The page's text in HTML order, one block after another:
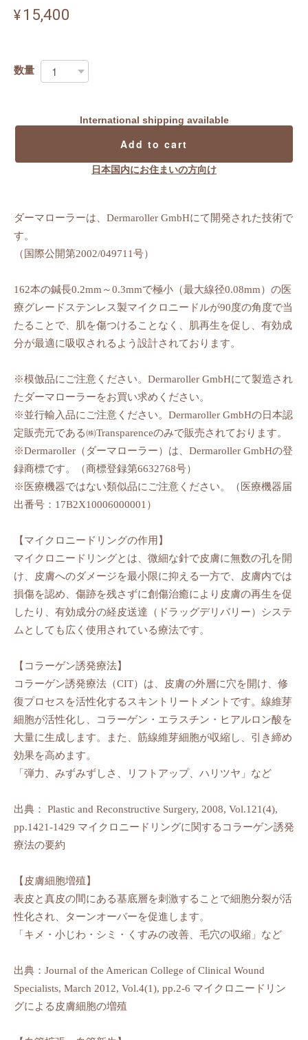
¥15,400
数量
International shipping available
Add to cart
日本国内にお住まいの方向け
ダーマローラーは、Dermaroller GmbHにて開発された技術で
す。
（国際公開第2002/049711号）
162本の鍼長0.2mm～0.3mmで極小（最大線径0.08mm）の医
療グレードステンレス製マイクロニードルが90度の角度で当
たることで、肌を傷つけることなく、肌再生を促し、有効成
分が最適に吸収されるよう設計されております。
※模倣品にご注意ください。Dermaroller GmbHにて製造され
たダーマローラーをお買い求めください。
※並行輸入品にご注意ください。Dermaroller GmbHの日本認
定販売元である㈱Transparenceのみで販売されております。
※Dermaroller（ダーマローラー）は、Dermaroller GmbHの登
録商標です。（商標登録第6632768号）
※医療機器ではない類似品にご注意ください。（医療機器届
出番号：17B2X10006000001）
【マイクロニードリングの作用】
マイクロニードリングとは、微細な針で皮膚に無数の孔を開
け、皮膚へのダメージを最小限に抑える一方で、皮膚内では
損傷を認め、傷跡を残さずに創傷治癒により皮膚の再生を促
したり、有効成分の経皮送達（ドラッグデリバリー）システ
ムとしても広く使用されている療法です。
【コラーゲン誘発療法】
コラーゲン誘発療法（CIT）は、皮膚の外層に穴を開け、修
復プロセスを活性化するスキントリートメントです。線維芽
細胞が活性化し、コラーゲン・エラスチン・ヒアルロン酸を
大量に生成します。また、筋線維芽細胞が収縮し、引き締め
効果を高めます。
「弾力、みずみずしさ、リフトアップ、ハリツヤ」など
出典： Plastic and Reconstructive Surgery, 2008, Vol.121(4),
pp.1421-1429 マイクロニードリングに関するコラーゲン誘発
療法の要約
【皮膚細胞増殖】
表皮と真皮の間にある基底層を刺激することで細胞分裂が活
性化され、ターンオーバーを促進します。
「キメ・小じわ・シミ・くすみの改善、毛穴の収縮」など
出典：Journal of the American College of Clinical Wound
Specialists, March 2012, Vol.4(1), pp.2-6 マイクロニードリン
グによる皮膚細胞の増殖